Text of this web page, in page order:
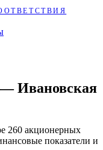
Ивановская
260 акционерных
показатели и